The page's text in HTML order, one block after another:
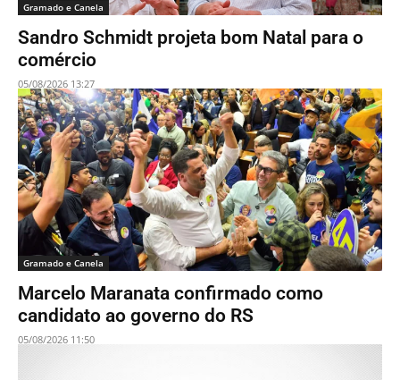
Gramado e Canela
Sandro Schmidt projeta bom Natal para o
comércio
05/08/2026 13:27
Gramado e Canela
Marcelo Maranata confirmado como
candidato ao governo do RS
05/08/2026 11:50